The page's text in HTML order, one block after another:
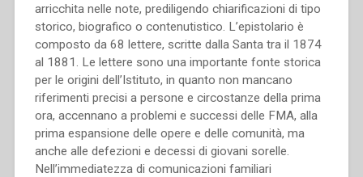
arricchita nelle note, prediligendo chiarificazioni di tipo
storico, biografico o contenutistico. L’epistolario è
composto da 68 lettere, scritte dalla Santa tra il 1874
al 1881. Le lettere sono una importante fonte storica
per le origini dell’Istituto, in quanto non mancano
riferimenti precisi a persone e circostanze della prima
ora, accennano a problemi e successi delle FMA, alla
prima espansione delle opere e delle comunità, ma
anche alle defezioni e decessi di giovani sorelle.
Nell’immediatezza di comunicazioni familiari